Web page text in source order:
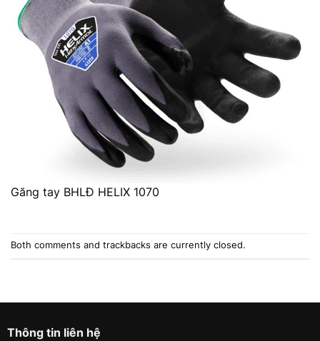
Găng tay BHLĐ HELIX 1070
Both comments and trackbacks are currently closed.
Thông tin liên hệ